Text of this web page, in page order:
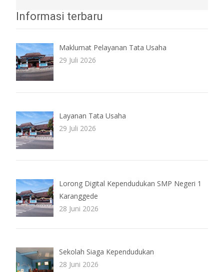
Informasi terbaru
Maklumat Pelayanan Tata Usaha
29 Juli 2026
Layanan Tata Usaha
29 Juli 2026
Lorong Digital Kependudukan SMP Negeri 1
Karanggede
28 Juni 2026
Sekolah Siaga Kependudukan
28 Juni 2026